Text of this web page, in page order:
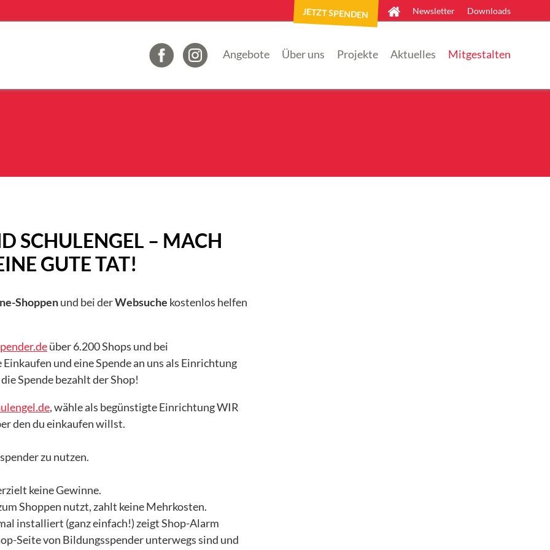
×
JETZT SPENDEN Newsletter Downloads
Angebote Über uns Projekte Aktuelles Mitgestalten
SCHULENGEL – MACH
GUTE TAT!
Shoppenund bei derWebsuche kostenlos helfen
über 6.200 Shops und bei
und eine Spende an uns als Einrichtung
Spende bezahlt der Shop!
, wähle als begünstigte Einrichtung WIR
den du einkaufen willst.
zu nutzen.
keine Gewinne.
Shoppen nutzt, zahlt keine Mehrkosten.
installiert (ganz einfach!) zeigt Shop-Alarm
Seite von Bildungsspender unterwegs sind und